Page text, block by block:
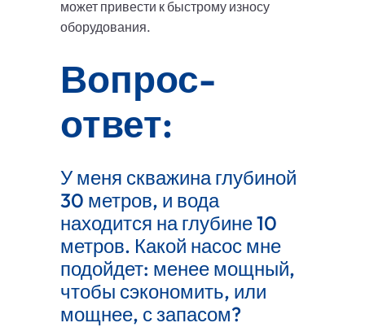
может привести к быстрому износу
оборудования.
Вопрос-
ответ:
У меня скважина глубиной
30 метров, и вода
находится на глубине 10
метров. Какой насос мне
подойдет: менее мощный,
чтобы сэкономить, или
мощнее, с запасом?